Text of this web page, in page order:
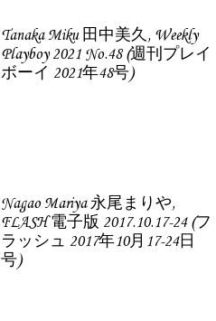
Tanaka Miku 田中美久, Weekly
Playboy 2021 No.48 (週刊プレイ
ボーイ 2021年48号)
Nagao Mariya 永尾まりや,
FLASH 電子版 2017.10.17-24 (フ
ラッシュ 2017年10月17-24日
号)